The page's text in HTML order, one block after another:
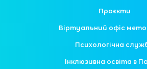
Проєкти
Віртуальний офіс
Психологічна
Інклюзивна освіта в